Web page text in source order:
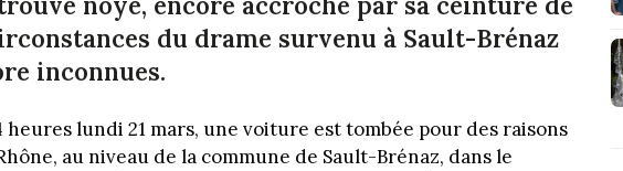
du drame survenu à Sault-Brénaz
inconnues.
heures lundi 21 mars, une voiture est tombée pour des raisons
au niveau de la commune de Sault-Brénaz, dans le